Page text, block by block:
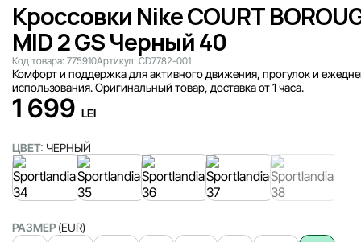
Кроссовки Nike COURT
MID 2 GS Черный 40
Код товара: 775910Артикул: CD7782-001
Комфорт и поддержка для активного движения, прогулок и
использования. Оригинальный товар, доставка от 1 часа.
1 699 LEI
ЦВЕТ: ЧЕРНЫЙ
РАЗМЕР (EUR)